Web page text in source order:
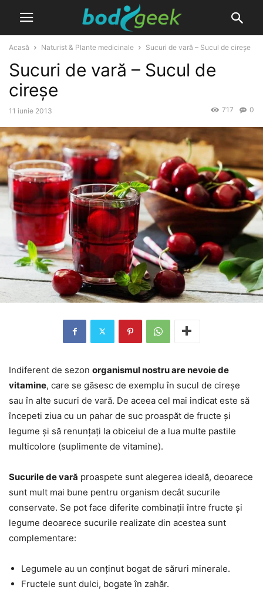
Acasă Naturist & Plante medicinale Sucuri de vară – Sucul de cireșe
Sucuri de vară – Sucul de
cireșe
11 iunie 2013 0
717
Indiferent de sezon organismul nostru are nevoie de
vitamine, care se găsesc de exemplu în sucul de cireșe
sau în alte sucuri de vară. De aceea cel mai indicat este să
începeti ziua cu un pahar de suc proaspăt de fructe și
legume și să renunțați la obiceiul de a lua multe pastile
multicolore (suplimente de vitamine).
Sucurile de vară proaspete sunt alegerea ideală, deoarece
sunt mult mai bune pentru organism decât sucurile
conservate. Se pot face diferite combinații între fructe și
legume deoarece sucurile realizate din acestea sunt
complementare:
Legumele au un conținut bogat de săruri minerale.
Fructele sunt dulci, bogate în zahăr.